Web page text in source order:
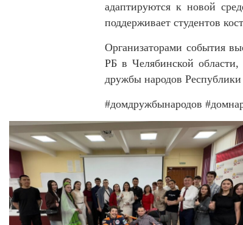
адаптируются к новой
поддерживает студентов
Организаторами события
РБ в Челябинской
дружбы народов
#домдружбынародов